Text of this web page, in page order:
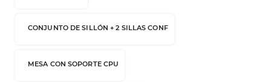
CONJUNTO DE SILLÓN + 2 SILLAS CONF
MESA CON SOPORTE CPU